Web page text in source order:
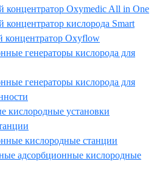
Oxymedic All in One
кислорода Smart
Oxyflow
генераторы кислорода для
генераторы кислорода для
кислородные установки
кислородные станции
адсорбционные кислородные